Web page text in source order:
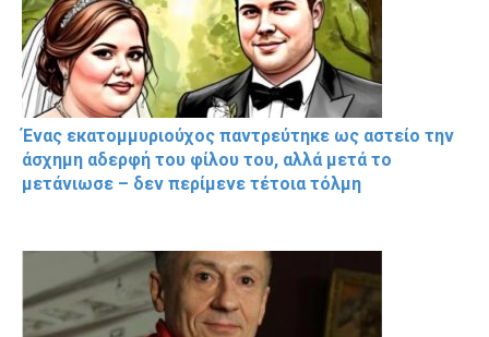
Ένας εκατομμυριούχος παντρεύτηκε ως αστείο την
άσχημη αδερφή του φίλου του, αλλά μετά το
μετάνιωσε – δεν περίμενε τέτοια τόλμη